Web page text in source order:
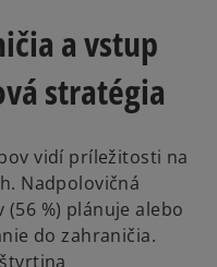
a vstup
stratégia
vidí príležitosti na
Nadpolovičná
%) plánuje alebo
do zahraničia.